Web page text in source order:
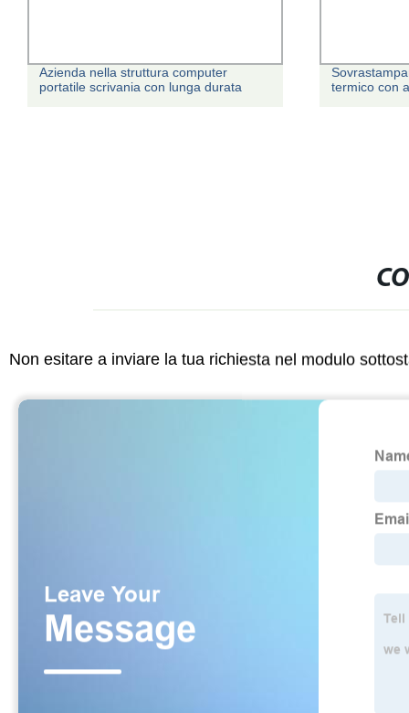
Azienda nella struttura computer
portatile scrivania con lunga durata
termico con
Non esitare a inviare la tua richiesta nel modulo